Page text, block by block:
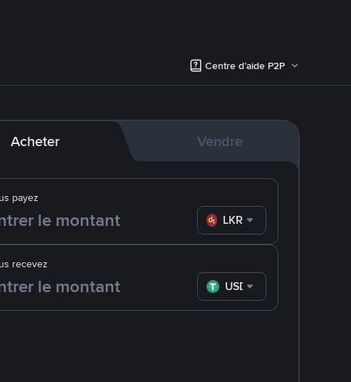
Centre d’aide P2P
Acheter Vendre
payez
LKR
recevez
USDT